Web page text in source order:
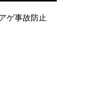
ゲ事故防止